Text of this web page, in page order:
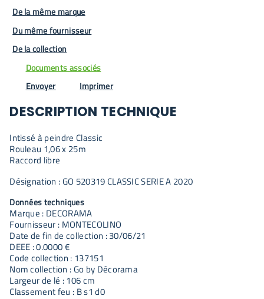
De la même marque
Du même fournisseur
De la collection
Documents associés
Envoyer
Imprimer
DESCRIPTION TECHNIQUE
Intissé à peindre Classic
Rouleau 1,06 x 25m
Raccord libre
Désignation : GO 520319 CLASSIC SERIE A 2020
Données techniques
Marque : DECORAMA
Fournisseur : MONTECOLINO
Date de fin de collection : 30/06/21
DEEE : 0.0000 €
Code collection : 137151
Nom collection : Go by Décorama
Largeur de lé : 106 cm
Classement feu : B s1 d0